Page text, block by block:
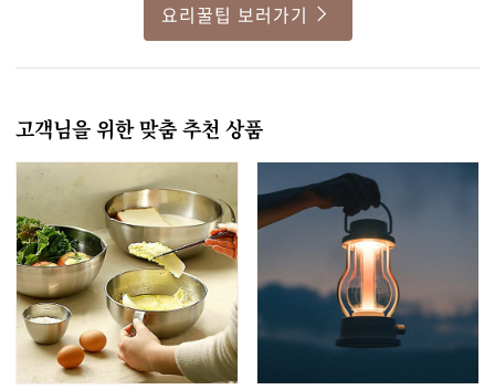
요리꿀팁 보러가기
고객님을 위한 맞춤 추천 상품